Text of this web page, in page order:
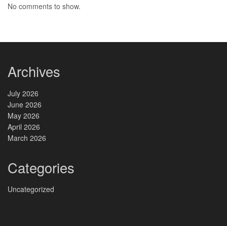
No comments to show.
Archives
July 2026
June 2026
May 2026
April 2026
March 2026
Categories
Uncategorized